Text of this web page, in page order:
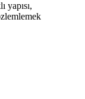
yapısı,